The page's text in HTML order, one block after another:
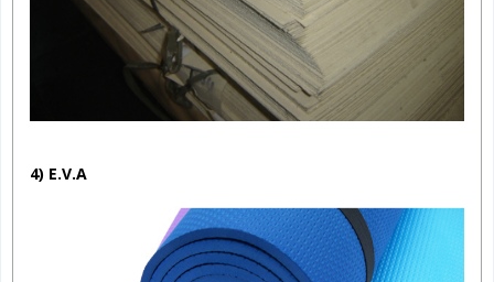
4) E.V.A